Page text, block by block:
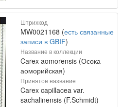
Штрихкод
MW0021168 (есть связанные
записи в GBIF)
Название в коллекции
Carex aomorensis (Осока
аоморийская)
Принятое название
Carex capillacea var.
sachalinensis (F.Schmidt)